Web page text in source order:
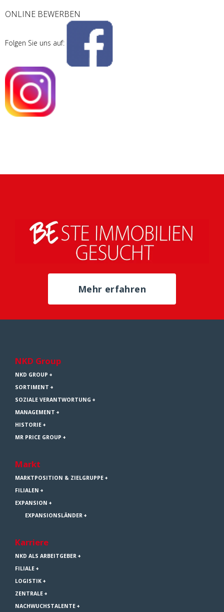
ONLINE BEWERBEN
Folgen Sie uns auf:
Mehr erfahren
NKD Group
NKD GROUP
SORTIMENT
SOZIALE VERANTWORTUNG
MANAGEMENT
HISTORIE
MR PRICE GROUP
Markt
MARKTPOSITION & ZIELGRUPPE
FILIALEN
EXPANSION
EXPANSIONSLÄNDER
Karriere
NKD ALS ARBEITGEBER
FILIALE
LOGISTIK
ZENTRALE
NACHWUCHSTALENTE